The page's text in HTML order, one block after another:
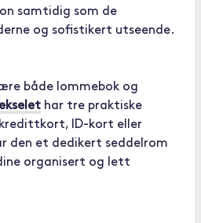
samtidig som de
og sofistikert utseende.
både lommebok og
har tre praktiske
ID-kort eller
den et dedikert seddelrom
organisert og lett